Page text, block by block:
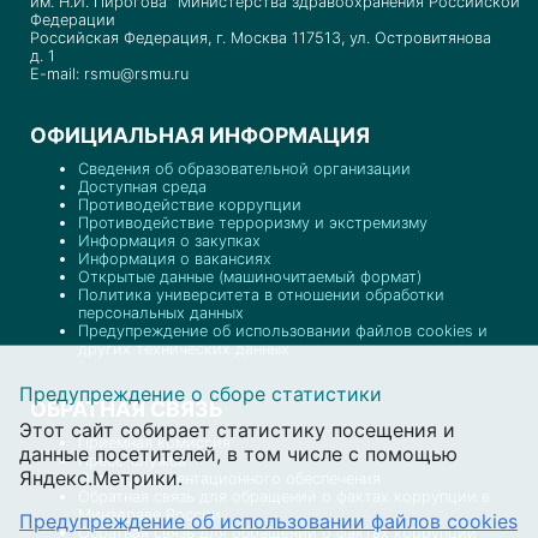
Федерации
Российская Федерация, г. Москва 117513, ул. Островитянова
д. 1
E-mail: rsmu@rsmu.ru
ОФИЦИАЛЬНАЯ ИНФОРМАЦИЯ
Сведения об образовательной организации
Доступная среда
Противодействие коррупции
Противодействие терроризму и экстремизму
Информация о закупках
Информация о вакансиях
Открытые данные (машиночитаемый формат)
Политика университета в отношении обработки
персональных данных
Предупреждение об использовании файлов cookies и
других технических данных
ОБРАТНАЯ СВЯЗЬ
Приемная комиссия
Пресс-служба
Отдел документационного обеспечения
Минздраве России
Обратная связь для обращений о фактах коррупции
Предупреждение о сборе статистики
Этот сайт собирает статистику посещения и
данные посетителей, в том числе с помощью
Яндекс.Метрики.
Предупреждение об использовании файлов cookies